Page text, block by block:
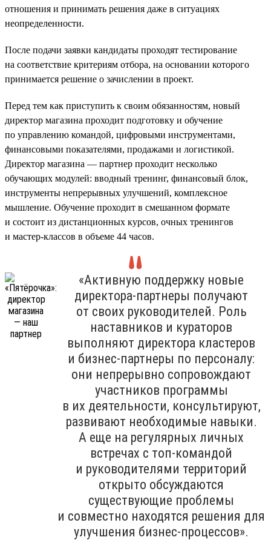
отношения и принимать решения даже в ситуациях
неопределенности.
После подачи заявки кандидаты проходят тестирование
на соответствие критериям отбора, на основании которого
принимается решение о зачислении в проект.
Перед тем как приступить к своим обязанностям, новый
директор магазина проходит подготовку и обучение
по управлению командой, цифровыми инструментами,
финансовыми показателями, продажами и логистикой.
Директор магазина — партнер проходит несколько
обучающих модулей: вводный тренинг, финансовый блок,
инструменты непрерывных улучшений, комплексное
мышление. Обучение проходит в смешанном формате
и состоит из дистанционных курсов, очных тренингов
и мастер-классов в объеме 44 часов.
«Активную поддержку новые
директора-партнеры получают
от своих руководителей. Роль
наставников и кураторов
выполняют директора кластеров
и бизнес-партнеры по персоналу:
они непрерывно сопровождают
участников программы
в их деятельности, консультируют,
развивают необходимые навыки.
А еще на регулярных личных
встречах с топ-командой
и руководителями территорий
открыто обсуждаются
существующие проблемы
и совместно находятся решения для
улучшения бизнес-процессов».